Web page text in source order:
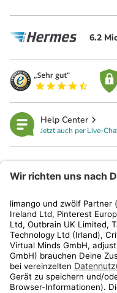
6.2
Help Center
Jetzt auch per Live-
Kundenservice
Shop
Aktionen